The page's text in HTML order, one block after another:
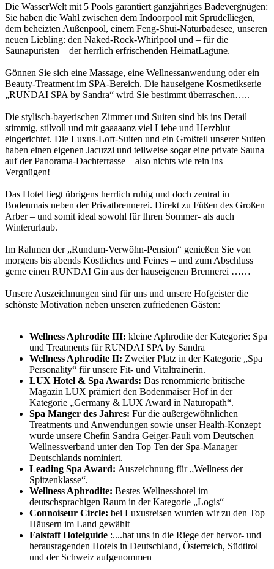
Die WasserWelt mit 5 Pools garantiert ganzjähriges Badevergnügen:
Sie haben die Wahl zwischen dem Indoorpool mit Sprudelliegen,
dem beheizten Außenpool, einem Feng-Shui-Naturbadesee, unseren
neuen Liebling: den Naked-Rock-Whirlpool und – für die
Saunapuristen – der herrlich erfrischenden HeimatLagune.
Gönnen Sie sich eine Massage, eine Wellnessanwendung oder ein
Beauty-Treatment im SPA-Bereich. Die hauseigene Kosmetikserie
„RUNDAI SPA by Sandra“ wird Sie bestimmt überraschen…..
Die stylisch-bayerischen Zimmer und Suiten sind bis ins Detail
stimmig, stilvoll und mit gaaaaanz viel Liebe und Herzblut
eingerichtet. Die Luxus-Loft-Suiten und ein Großteil unserer Suiten
haben einen eigenen Jacuzzi und teilweise sogar eine private Sauna
auf der Panorama-Dachterrasse – also nichts wie rein ins
Vergnügen!
Das Hotel liegt übrigens herrlich ruhig und doch zentral in
Bodenmais neben der Privatbrennerei. Direkt zu Füßen des Großen
Arber – und somit ideal sowohl für Ihren Sommer- als auch
Winterurlaub.
Im Rahmen der „Rundum-Verwöhn-Pension“ genießen Sie von
morgens bis abends Köstliches und Feines – und zum Abschluss
gerne einen RUNDAI Gin aus der hauseigenen Brennerei ……
Unsere Auszeichnungen sind für uns und unsere Hofgeister die
schönste Motivation neben unseren zufriedenen Gästen:
Wellness Aphrodite III: kleine Aphrodite der Kategorie: Spa
und Treatments für RUNDAI SPA by Sandra
Wellness Aphrodite II: Zweiter Platz in der Kategorie „Spa
Personality“ für unsere Fit- und Vitaltrainerin.
LUX Hotel & Spa Awards: Das renommierte britische
Magazin LUX prämiert den Bodenmaiser Hof in der
Kategorie „Germany & LUX Award in Naturopath“.
Spa Manger des Jahres: Für die außergewöhnlichen
Treatments und Anwendungen sowie unser Health-Konzept
wurde unsere Chefin Sandra Geiger-Pauli vom Deutschen
Wellnessverband unter den Top Ten der Spa-Manager
Deutschlands nominiert.
Leading Spa Award: Auszeichnung für „Wellness der
Spitzenklasse“.
Wellness Aphrodite: Bestes Wellnesshotel im
deutschsprachigen Raum in der Kategorie „Logis“
Connoiseur Circle: bei Luxusreisen wurden wir zu den Top
Häusern im Land gewählt
Falstaff Hotelguide :....hat uns in die Riege der hervor- und
herausragenden Hotels in Deutschland, Österreich, Südtirol
und der Schweiz aufgenommen